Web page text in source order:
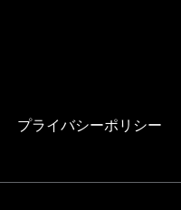
プライバシーポリシー